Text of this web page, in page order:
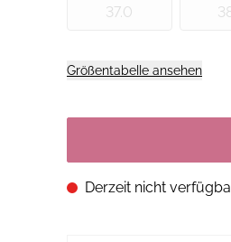
37.0
Größentabelle ansehen
Derzeit nicht